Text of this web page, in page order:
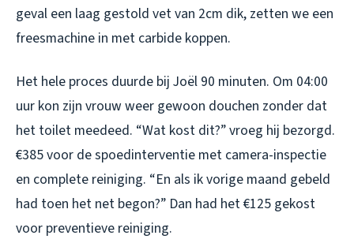
geval een laag gestold vet van 2cm dik, zetten we een
freesmachine in met carbide koppen.
Het hele proces duurde bij Joël 90 minuten. Om 04:00
uur kon zijn vrouw weer gewoon douchen zonder dat
het toilet meedeed. “Wat kost dit?” vroeg hij bezorgd.
€385 voor de spoedinterventie met camera-inspectie
en complete reiniging. “En als ik vorige maand gebeld
had toen het net begon?” Dan had het €125 gekost
voor preventieve reiniging.